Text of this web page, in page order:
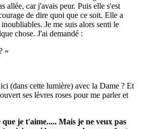
allée, car j'avais peur. Puis elle s'est
de dire quoi que ce soit. Elle a
Je me suis alors senti le
chose. J'ai demandé :
»
(dans cette lumière) avec la Dame ? Et
ses lèvres roses pour me parler et
je t'aime..... Mais je ne veux pas